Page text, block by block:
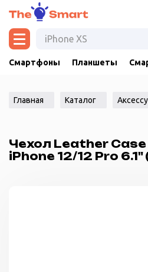
Смартфоны Планшеты
Главная Каталог
Чехол Leather
iPhone 12/12 Pro